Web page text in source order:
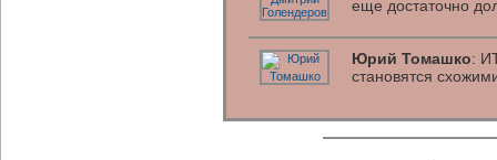
еще достаточно
Юрий Томашко:
становятся